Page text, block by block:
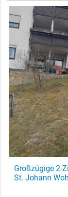
Großzügige 2-
St. Johann